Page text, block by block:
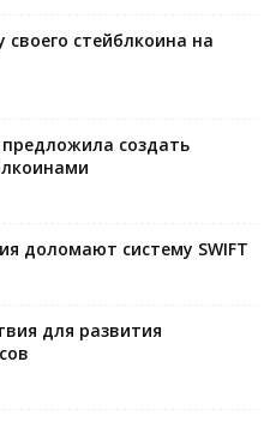
стейблкоина на
создать
доломают систему SWIFT
для развития